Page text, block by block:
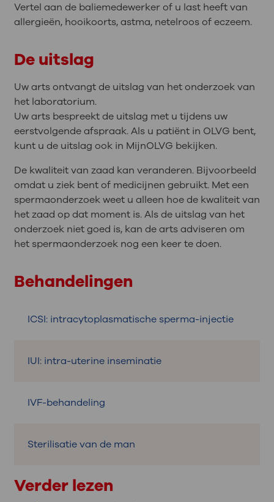
Vertel aan de baliemedewerker of u last heeft van
allergieën, hooikoorts, astma, netelroos of eczeem.
De uitslag
Uw arts ontvangt de uitslag van het onderzoek van
het laboratorium.
Uw arts bespreekt de uitslag met u tijdens uw
eerstvolgende afspraak. Als u patiënt in OLVG bent,
kunt u de uitslag ook in MijnOLVG bekijken.
De kwaliteit van zaad kan veranderen. Bijvoorbeeld
omdat u ziek bent of medicijnen gebruikt. Met een
spermaonderzoek weet u alleen hoe de kwaliteit van
het zaad op dat moment is. Als de uitslag van het
onderzoek niet goed is, kan de arts adviseren om
het spermaonderzoek nog een keer te doen.
Behandelingen
ICSI: intracytoplasmatische sperma-injectie
IUI: intra-uterine inseminatie
IVF-behandeling
Sterilisatie van de man
Verder lezen